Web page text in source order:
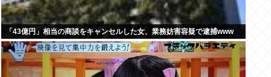
「43億円」相当の商談をキャンセルした女、業務妨害容疑で逮捕www